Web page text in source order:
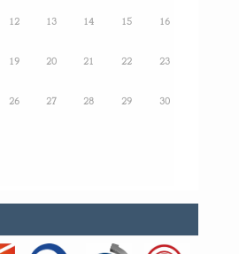
12 13 14 15 16
19 20 21 22 23
26 27 28 29 30